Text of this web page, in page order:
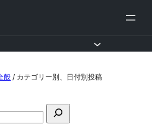
般 / カテゴリー別、日付別投稿
フ